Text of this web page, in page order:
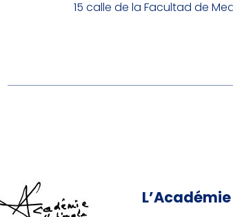
15 calle de la Facultad de